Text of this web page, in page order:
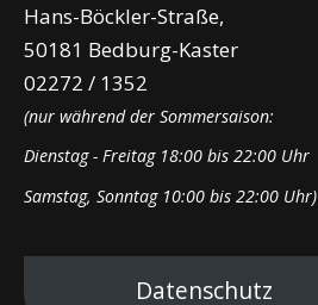
Hans-Böckler-Straße,
50181 Bedburg-Kaster
02272 / 1352
(nur während der Sommersaison:
Dienstag - Freitag 18:00 bis 22:00 Uhr
Samstag, Sonntag 10:00 bis 22:00 Uhr)
Datenschutz